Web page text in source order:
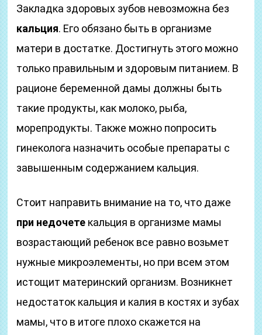
Закладка здоровых зубов невозможна без
кальция. Его обязано быть в организме
матери в достатке. Достигнуть этого можно
только правильным и здоровым питанием. В
рационе беременной дамы должны быть
такие продукты, как молоко, рыба,
морепродукты. Также можно попросить
гинеколога назначить особые препараты с
завышенным содержанием кальция.
Стоит направить внимание на то, что даже
при недочете кальция в организме мамы
возрастающий ребенок все равно возьмет
нужные микроэлементы, но при всем этом
истощит материнский организм. Возникнет
недостаток кальция и калия в костях и зубах
мамы, что в итоге плохо скажется на